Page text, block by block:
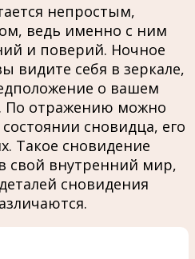
непростым,
ведь именно с ним
и поверий. Ночное
видите себя в зеркале,
о вашем
По отражению можно
сновидца, его
Такое сновидение
свой внутренний мир,
сновидения